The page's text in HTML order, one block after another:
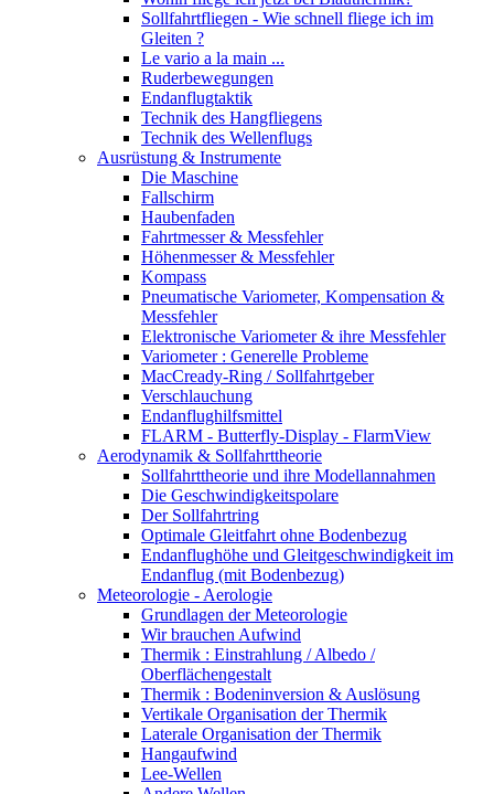
Sollfahrtfliegen - Wie schnell fliege ich im
Gleiten ?
Le vario a la main ...
Ruderbewegungen
Endanflugtaktik
Technik des Hangfliegens
Technik des Wellenflugs
Ausrüstung & Instrumente
Die Maschine
Fallschirm
Haubenfaden
Fahrtmesser & Messfehler
Höhenmesser & Messfehler
Kompass
Pneumatische Variometer, Kompensation &
Messfehler
Elektronische Variometer & ihre Messfehler
Variometer : Generelle Probleme
MacCready-Ring / Sollfahrtgeber
Verschlauchung
Endanflughilfsmittel
FLARM - Butterfly-Display - FlarmView
Aerodynamik & Sollfahrttheorie
Sollfahrttheorie und ihre Modellannahmen
Die Geschwindigkeitspolare
Der Sollfahrtring
Optimale Gleitfahrt ohne Bodenbezug
Endanflughöhe und Gleitgeschwindigkeit im
Endanflug (mit Bodenbezug)
Meteorologie - Aerologie
Grundlagen der Meteorologie
Wir brauchen Aufwind
Thermik : Einstrahlung / Albedo /
Oberflächengestalt
Thermik : Bodeninversion & Auslösung
Vertikale Organisation der Thermik
Laterale Organisation der Thermik
Hangaufwind
Lee-Wellen